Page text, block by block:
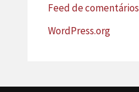
Feed de comentários
WordPress.org